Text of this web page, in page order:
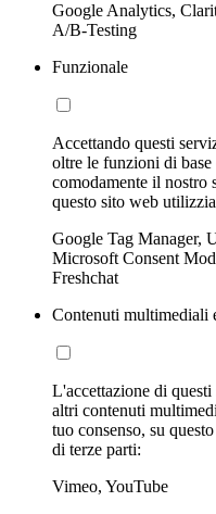
Google Analytics,
A/B-Testing
Funzionale
Accettando questi
oltre le funzioni di
comodamente il nostro
questo sito web
Google Tag Manager,
Microsoft Consent
Freshchat
Contenuti multimediali
L'accettazione di
altri contenuti
tuo consenso, su
di terze parti:
Vimeo, YouTube